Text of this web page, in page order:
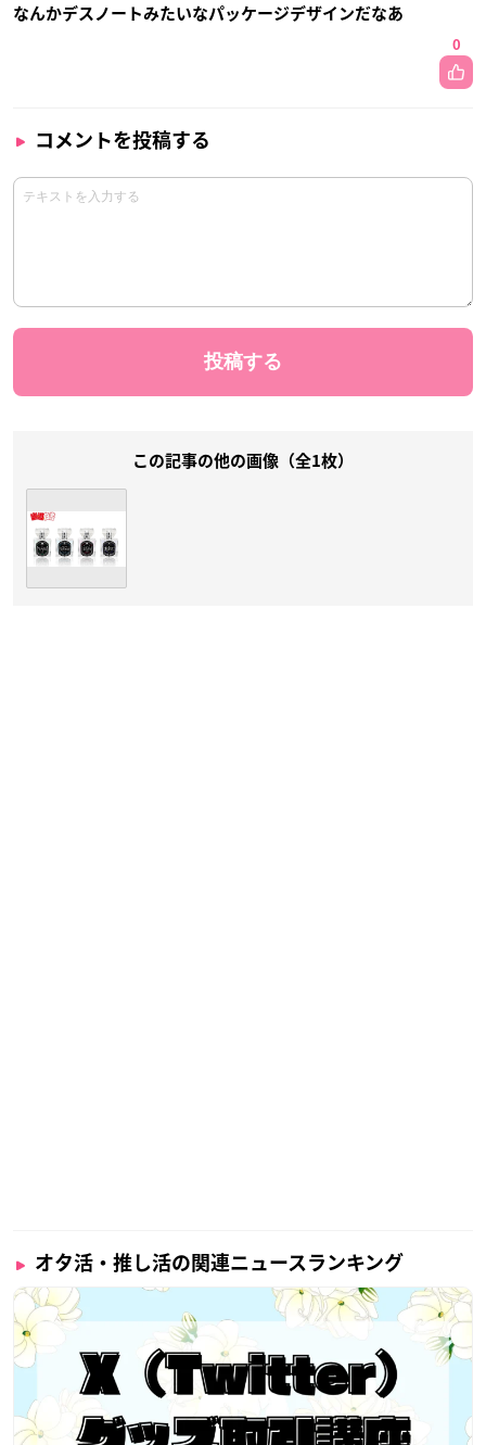
なんかデスノートみたいなパッケージデザインだなあ
0
コメントを投稿する
この記事の他の画像（全1枚）
オタ活・推し活の関連ニュースランキング